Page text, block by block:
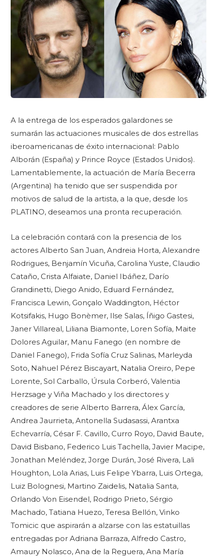
A la entrega de los esperados galardones se
sumarán las actuaciones musicales de dos estrellas
iberoamericanas de éxito internacional: Pablo
Alborán (España) y Prince Royce (Estados Unidos).
Lamentablemente, la actuación de María Becerra
(Argentina) ha tenido que ser suspendida por
motivos de salud de la artista, a la que, desde los
PLATINO, deseamos una pronta recuperación.
La celebración contará con la presencia de los
actores Alberto San Juan, Andreia Horta, Alexandre
Rodrigues, Benjamín Vicuña, Carolina Yuste, Claudio
Cataño, Crista Alfaiate, Daniel Ibáñez, Darío
Grandinetti, Diego Anido, Eduard Fernández,
Francisca Lewin, Gonçalo Waddington, Héctor
Kotsifakis, Hugo Bonèmer, Ilse Salas, Íñigo Gastesi,
Janer Villareal, Liliana Biamonte, Loren Sofía, Maite
Dolores Aguilar, Manu Fanego (en nombre de
Daniel Fanego), Frida Sofía Cruz Salinas, Marleyda
Soto, Nahuel Pérez Biscayart, Natalia Oreiro, Pepe
Lorente, Sol Carballo, Úrsula Corberó, Valentia
Herzsage y Viña Machado y los directores y
creadores de serie Alberto Barrera, Álex García,
Andrea Jaurrieta, Antonella Sudasassi, Arantxa
Echevarría, César F. Cavillo, Curro Royo, David Baute,
David Bisbano, Federico Luis Tachella, Javier Macipe,
Jonathan Meléndez, Jorge Durán, José Rivera, Lali
Houghton, Lola Arias, Luis Felipe Ybarra, Luis Ortega,
Luiz Bolognesi, Martino Zaidelis, Natalia Santa,
Orlando Von Eisendel, Rodrigo Prieto, Sérgio
Machado, Tatiana Huezo, Teresa Bellón, Vinko
Tomicic que aspirarán a alzarse con las estatuillas
entregadas por Adriana Barraza, Alfredo Castro,
Amaury Nolasco, Ana de la Reguera, Ana María